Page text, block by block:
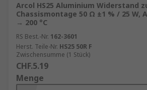
Arcol HS25 Aluminium Widerstand
Chassismontage 50 Ω ±1 % / 25 W,
→ 200 °C
RS Best.-Nr. 162-3601
Herst. Teile-Nr. HS25 50R F
Zwischensumme (1 Stück)
CHF.5.19
Menge